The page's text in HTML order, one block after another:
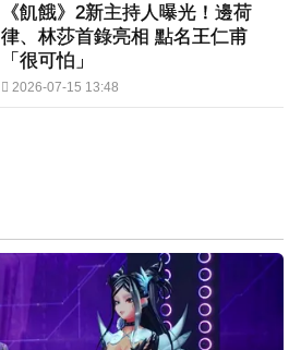
《飢餓》2新主持人曝光！邊荷
律、林莎首錄亮相 點名王仁甫
「很可怕」
2026-07-15 13:48